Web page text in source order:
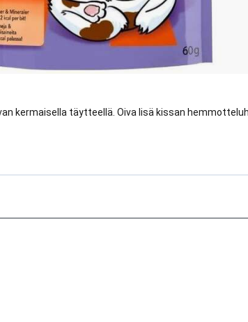
kermaisella täytteellä. Oiva lisä kissan